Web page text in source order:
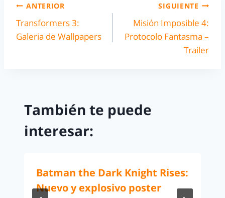
ANTERIOR
Transformers 3:
Galeria de Wallpapers
SIGUIENTE
Misión Imposible 4:
Protocolo Fantasma –
Trailer
También te puede
interesar:
Batman the Dark Knight Rises:
Nuevo y explosivo poster